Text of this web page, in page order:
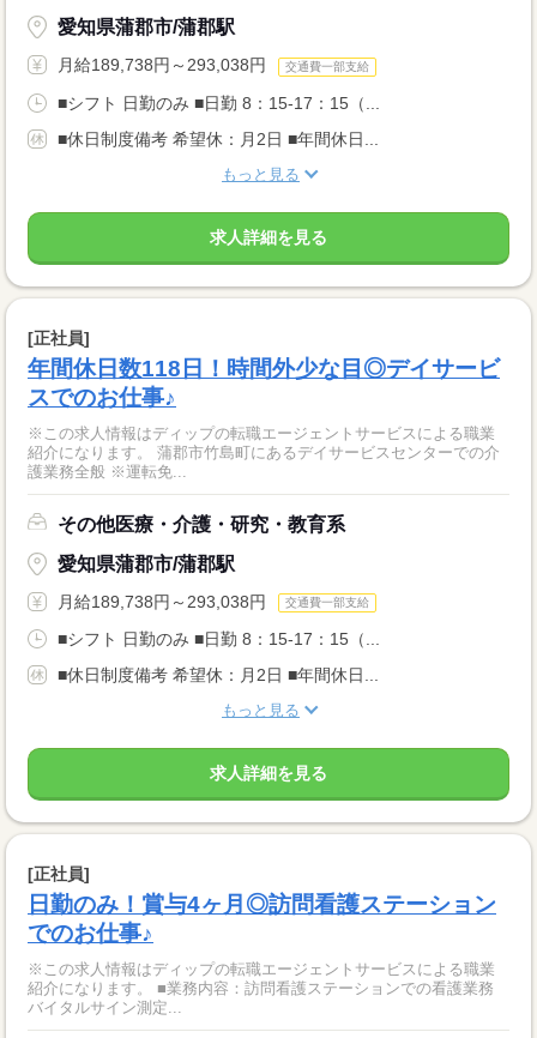
愛知県蒲郡市/蒲郡駅
月給189,738円～293,038円 交通費一部支給
■シフト 日勤のみ ■日勤 8：15-17：15（...
■休日制度備考 希望休：月2日 ■年間休日...
もっと見る
求人詳細を見る
[正社員]
年間休日数118日！時間外少な目◎デイサービ
スでのお仕事♪
※この求人情報はディップの転職エージェントサービスによる職業
紹介になります。 蒲郡市竹島町にあるデイサービスセンターでの介
護業務全般 ※運転免...
その他医療・介護・研究・教育系
愛知県蒲郡市/蒲郡駅
月給189,738円～293,038円 交通費一部支給
■シフト 日勤のみ ■日勤 8：15-17：15（...
■休日制度備考 希望休：月2日 ■年間休日...
もっと見る
求人詳細を見る
[正社員]
日勤のみ！賞与4ヶ月◎訪問看護ステーション
でのお仕事♪
※この求人情報はディップの転職エージェントサービスによる職業
紹介になります。 ■業務内容：訪問看護ステーションでの看護業務
バイタルサイン測定...